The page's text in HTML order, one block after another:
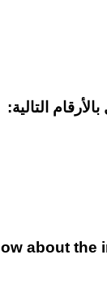
التالية:
about the